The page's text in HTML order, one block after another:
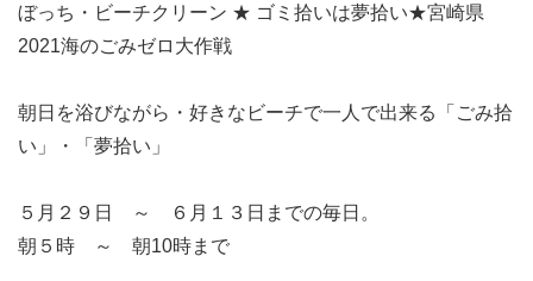
ぼっち・ビーチクリーン ★ ゴミ拾いは夢拾い★宮崎県
2021海のごみゼロ大作戦
朝日を浴びながら・好きなビーチで一人で出来る「ごみ拾
い」・「夢拾い」
５月２９日 ～ ６月１３日までの毎日。
朝５時 ～ 朝10時まで